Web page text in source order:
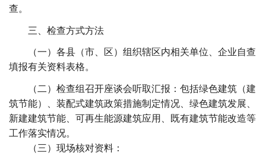
查。
三、检查方式方法
（一）各县（市、区）组织辖区内相关单位、企业自查
填报有关资料表格。
（二）检查组召开座谈会听取汇报：包括绿色建筑（建
筑节能）、装配式建筑政策措施制定情况、绿色建筑发展、
新建建筑节能、可再生能源建筑应用、既有建筑节能改造等
工作落实情况。
（三）现场核对资料：